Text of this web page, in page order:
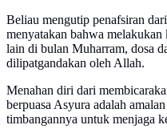
Beliau mengutip penafsiran
menyatakan bahwa
lain di bulan Muharram, dosa
dilipatgandakan oleh Allah.
Menahan diri dari
berpuasa Asyura adalah
timbangannya untuk menjaga